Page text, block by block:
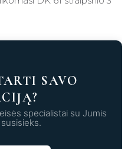
SAVO
specialistai su Jumis